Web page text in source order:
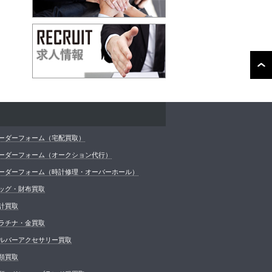
ダーフォーム（宅配買取）
ダーフォーム（オークション代行）
ダーフォーム（時計修理・オーバーホール）
グ・財布買取
買取
チナ・金買取
バーアクセサリー買取
買取